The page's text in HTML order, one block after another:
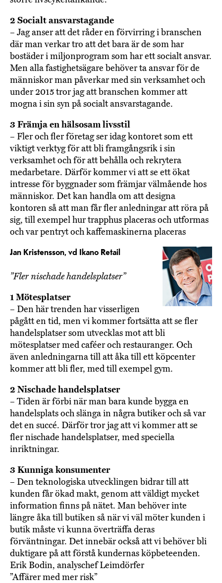
2 Socialt ansvarstagande
– Jag anser att det råder en förvirring i branschen
där man verkar tro att det bara är de som har
bostäder i miljonprogram som har ett socialt ansvar.
Men alla fastighetsägare behöver ta ansvar för de
människor man påverkar med sin verksamhet och
under 2015 tror jag att branschen kommer att
mogna i sin syn på socialt ansvarstagande.
3 Främja en hälsosam livsstil
– Fler och fler företag ser idag kontoret som ett
viktigt verktyg för att bli framgångsrik i sin
verksamhet och för att behålla och rekrytera
medarbetare. Därför kommer vi att se ett ökat
intresse för byggnader som främjar välmående hos
människor. Det kan handla om att designa
kontoren så att man får fler anledningar att röra på
sig, till exempel hur trapphus placeras och utformas
och var pentryt och kaffemaskinerna placeras
Jan Kristensson, vd Ikano Retail
”Fler nischade handelsplatser”
1 Mötesplatser
– Den här trenden har visserligen
pågått en tid, men vi kommer fortsätta att se fler
handelsplatser som utvecklas mot att bli
mötesplatser med caféer och restauranger. Och
även anledningarna till att åka till ett köpcenter
kommer att bli fler, med till exempel gym.
2 Nischade handelsplatser
– Tiden är förbi när man bara kunde bygga en
handelsplats och slänga in några butiker och så var
det en succé. Därför tror jag att vi kommer att se
fler nischade handelsplatser, med speciella
inriktningar.
3 Kunniga konsumenter
– Den teknologiska utvecklingen bidrar till att
kunden får ökad makt, genom att väldigt mycket
information finns på nätet. Man behöver inte
längre åka till butiken så när vi väl möter kunden i
butik måste vi kunna överträffa deras
förväntningar. Det innebär också att vi behöver bli
duktigare på att förstå kundernas köpbeteenden.
Erik Bodin, analyschef Leimdörfer
”Affärer med mer risk”